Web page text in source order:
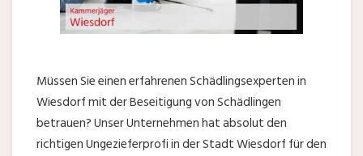
Müssen Sie einen erfahrenen Schädlingsexperten in
Wiesdorf mit der Beseitigung von Schädlingen
betrauen? Unser Unternehmen hat absolut den
richtigen Ungezieferprofi in der Stadt Wiesdorf für den